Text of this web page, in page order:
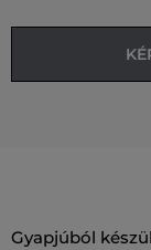
Gyapjúból